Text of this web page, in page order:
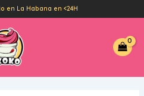
en La Habana en <24H